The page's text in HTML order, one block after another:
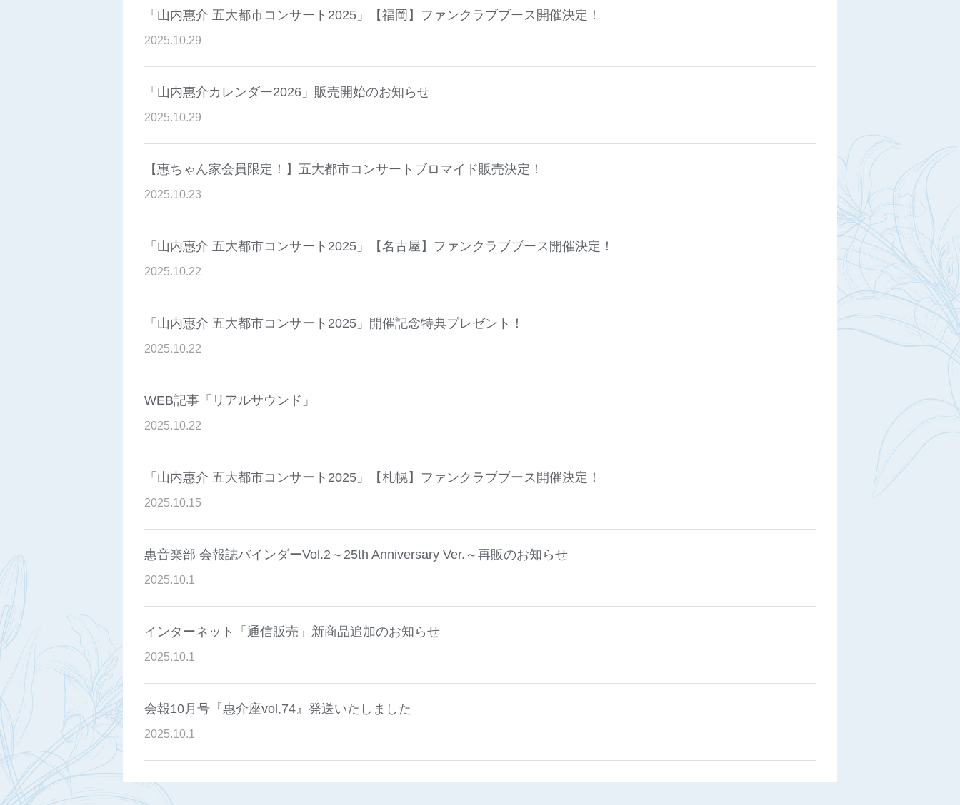
「山内惠介 五大都市コンサート2025」【福岡】ファンクラブブース開催決定！
2025.10.29
「山内惠介カレンダー2026」販売開始のお知らせ
2025.10.29
【惠ちゃん家会員限定！】五大都市コンサートブロマイド販売決定！
2025.10.23
「山内惠介 五大都市コンサート2025」【名古屋】ファンクラブブース開催決定！
2025.10.22
「山内惠介 五大都市コンサート2025」開催記念特典プレゼント！
2025.10.22
WEB記事「リアルサウンド」
2025.10.22
「山内惠介 五大都市コンサート2025」【札幌】ファンクラブブース開催決定！
2025.10.15
惠音楽部 会報誌バインダーVol.2～25th Anniversary Ver.～再販のお知らせ
2025.10.1
インターネット「通信販売」新商品追加のお知らせ
2025.10.1
会報10月号『惠介座vol,74』発送いたしました
2025.10.1